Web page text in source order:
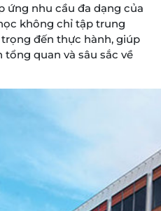
ứng nhu cầu đa dạng của
không chỉ tập trung
đến thực hành, giúp
quan và sâu sắc về